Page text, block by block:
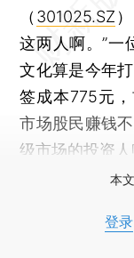
（ 301025.SZ
这两人啊。”一
文化算是今年
签成本775元
市场股民赚钱
级市场的投资人
本
登录